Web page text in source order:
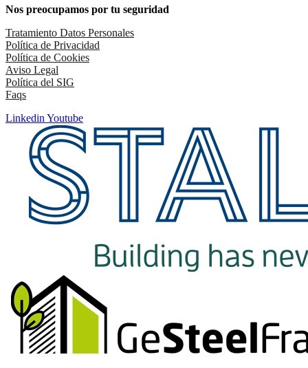
Nos preocupamos por tu seguridad
Tratamiento Datos Personales
Política de Privacidad
Política de Cookies
Aviso Legal
Política del SIG
Faqs
Linkedin Youtube